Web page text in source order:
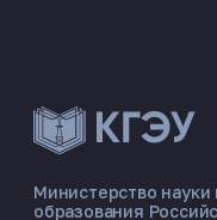
Министерство науки
образования